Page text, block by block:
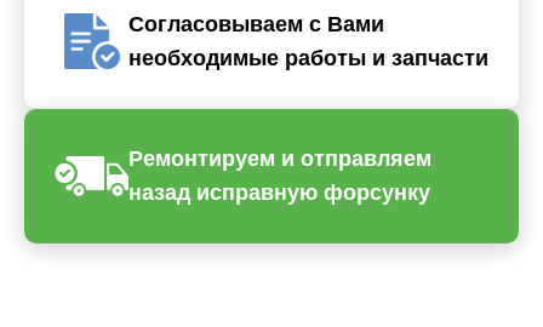
Согласовываем с Вами
необходимые работы и запчасти
Ремонтируем и отправляем
назад исправную форсунку